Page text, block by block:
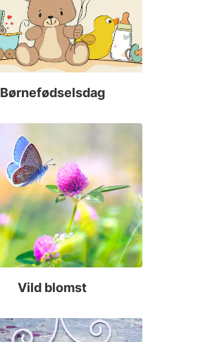
Børnefødselsdag
Vild blomst